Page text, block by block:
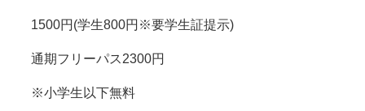
1500円(学生800円※要学生証提示)
通期フリーパス2300円
※小学生以下無料